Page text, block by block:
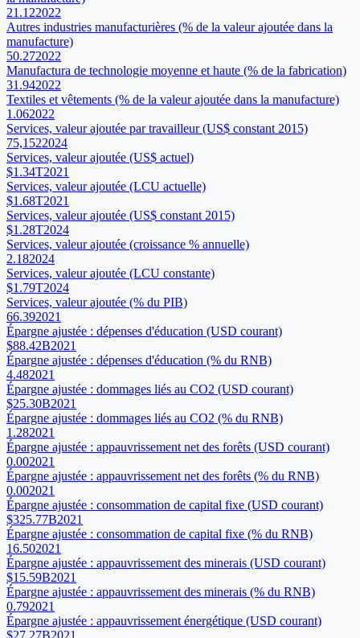
21.122022
Autres industries manufacturières (% de la valeur ajoutée dans la
manufacture)
50.272022
Manufactura de technologie moyenne et haute (% de la fabrication)
31.942022
Textiles et vêtements (% de la valeur ajoutée dans la manufacture)
1.062022
Services, valeur ajoutée par travailleur (US$ constant 2015)
75,1522024
Services, valeur ajoutée (US$ actuel)
$1.34T2021
Services, valeur ajoutée (LCU actuelle)
$1.68T2021
Services, valeur ajoutée (US$ constant 2015)
$1.28T2024
Services, valeur ajoutée (croissance % annuelle)
2.182024
Services, valeur ajoutée (LCU constante)
$1.79T2024
Services, valeur ajoutée (% du PIB)
66.392021
Épargne ajustée : dépenses d'éducation (USD courant)
$88.42B2021
Épargne ajustée : dépenses d'éducation (% du RNB)
4.482021
Épargne ajustée : dommages liés au CO2 (USD courant)
$25.30B2021
Épargne ajustée : dommages liés au CO2 (% du RNB)
1.282021
Épargne ajustée : appauvrissement net des forêts (USD courant)
0.002021
Épargne ajustée : appauvrissement net des forêts (% du RNB)
0.002021
Épargne ajustée : consommation de capital fixe (USD courant)
$325.77B2021
Épargne ajustée : consommation de capital fixe (% du RNB)
16.502021
Épargne ajustée : appauvrissement des minerais (USD courant)
$15.59B2021
Épargne ajustée : appauvrissement des minerais (% du RNB)
0.792021
Épargne ajustée : appauvrissement énergétique (USD courant)
$27.27B2021